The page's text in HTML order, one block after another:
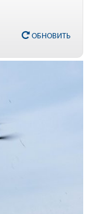
ОБНОВИТЬ